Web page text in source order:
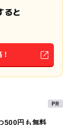
ると
500円も無料